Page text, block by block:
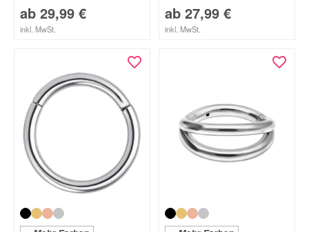
ab 29,99 €
inkl. MwSt.
ab 27,99 €
inkl. MwSt.